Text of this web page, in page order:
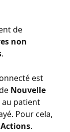
de
non
.
est
Nouvelle
patient
Pour cela,
Actions.